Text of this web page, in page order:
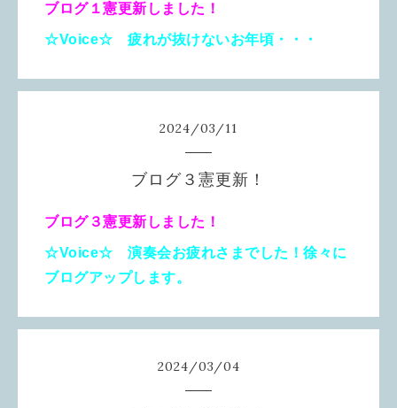
ブログ１憲更新しました！
☆Voice☆ 疲れが抜けないお年頃・・・
2024/03/11
ブログ３憲更新！
ブログ３憲更新しました！
☆Voice☆ 演奏会お疲れさまでした！徐々に
ブログアップします。
2024/03/04